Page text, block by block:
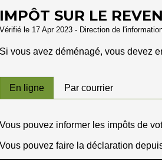
IMPÔT SUR LE
Vérifié le 17 Apr 2023 - Direction de
Si vous avez déménagé, vous devez
En ligne Par courrier
Vous pouvez informer les impôts de
Vous pouvez faire la déclaration